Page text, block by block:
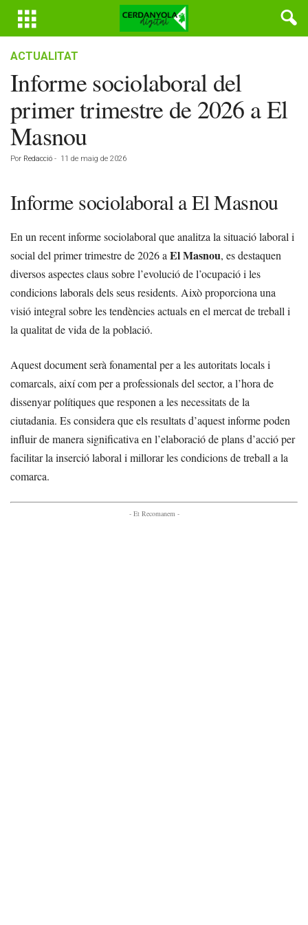
ACTUALITAT
Informe sociolaboral del
primer trimestre de 2026 a El
Masnou
Por Redacció - 11 de maig de 2026
Informe sociolaboral a El Masnou
En un recent informe sociolaboral que analitza la situació laboral i
social del primer trimestre de 2026 a El Masnou, es destaquen
diversos aspectes claus sobre l’evolució de l’ocupació i les
condicions laborals dels seus residents. Això proporciona una
visió integral sobre les tendències actuals en el mercat de treball i
la qualitat de vida de la població.
Aquest document serà fonamental per a les autoritats locals i
comarcals, així com per a professionals del sector, a l’hora de
dissenyar polítiques que responen a les necessitats de la
ciutadania. Es considera que els resultats d’aquest informe poden
influir de manera significativa en l’elaboració de plans d’acció per
facilitar la inserció laboral i millorar les condicions de treball a la
comarca.
- Et Recomanem -